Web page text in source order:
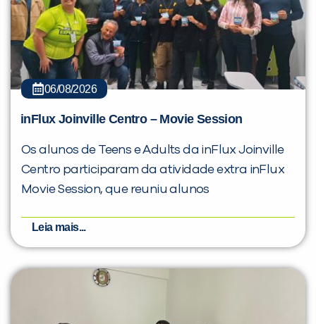
06/08/2026
inFlux Joinville Centro – Movie Session
Os alunos de Teens e Adults da inFlux Joinville
Centro participaram da atividade extra inFlux
Movie Session, que reuniu alunos
Leia mais...